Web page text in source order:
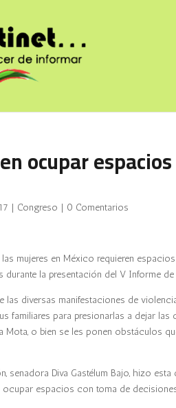
ocupar
| Congreso | 0 Comentarios
mujeres en México requieren
durante la presentación del V Informe
las diversas manifestaciones de
familiares para presionarlas a dejar
Mota, o bien se les ponen obstáculos
senadora Diva Gastélum Bajo, hizo
ocupar espacios con toma de